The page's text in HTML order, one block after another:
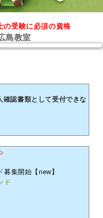
の受験に必須の資格
島教室
]
確認書類として受付できな
集開始【new】
ド